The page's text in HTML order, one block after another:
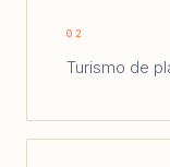
02
Turismo de